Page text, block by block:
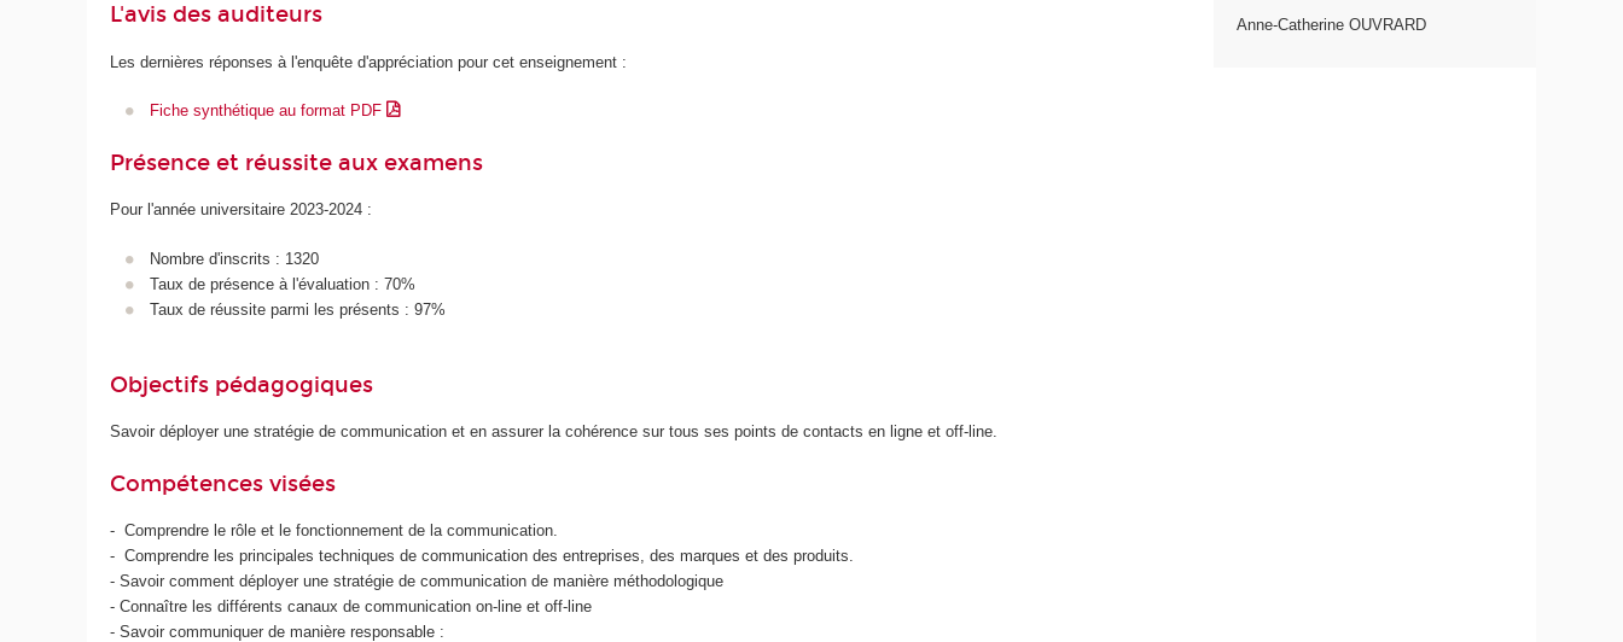
L'avis des auditeurs
Les dernières réponses à l'enquête d'appréciation pour cet enseignement :
Fiche synthétique au format PDF
Présence et réussite aux examens
Pour l'année universitaire 2023-2024 :
Nombre d'inscrits : 1320
Taux de présence à l'évaluation : 70%
Taux de réussite parmi les présents : 97%
Objectifs pédagogiques
Savoir déployer une stratégie de communication et en assurer la cohérence sur tous ses points de contacts en ligne et off-line.
Compétences visées
- Comprendre le rôle et le fonctionnement de la communication.
- Comprendre les principales techniques de communication des entreprises, des marques et des produits.
- Savoir comment déployer une stratégie de communication de manière méthodologique
- Connaître les différents canaux de communication on-line et off-line
- Savoir communiquer de manière responsable :
Anne-Catherine OUVRARD